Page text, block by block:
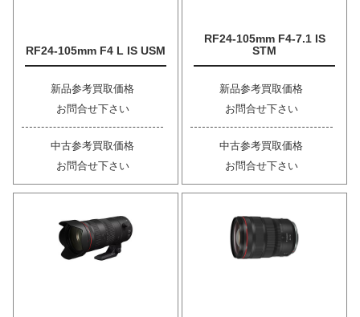
RF24-105mm F4 L IS USM
新品参考買取価格
お問合せ下さい
中古参考買取価格
お問合せ下さい
RF24-105mm F4-7.1 IS
STM
新品参考買取価格
お問合せ下さい
中古参考買取価格
お問合せ下さい